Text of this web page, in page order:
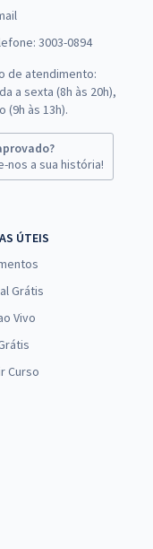
3003-0894
de atendimento:
a sexta (8h às 20h),
(9h às 13h).
nos a sua história!
ÚTEIS
Grátis
Vivo
Curso